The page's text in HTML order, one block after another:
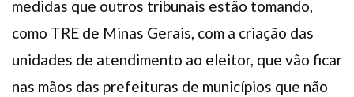
medidas que outros tribunais estão tomando,
como TRE de Minas Gerais, com a criação das
unidades de atendimento ao eleitor, que vão ficar
nas mãos das prefeituras de municípios que não